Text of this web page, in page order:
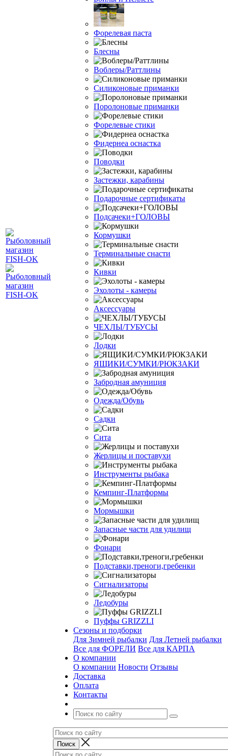
Форелевая паста
Блесны
Воблеры/Раттлины
Силиконовые приманки
Поролоновые приманки
Форелевые стики
Фидернеа оснастка
Поводки
Застежки, карабины
Подарочные сертификаты
Подсачеки+ГОЛОВЫ
Кормушки
Терминальные снасти
Кивки
Эхолоты - камеры
Аксессуары
ЧЕХЛЫ/ТУБУСЫ
Лодки
ЯЩИКИ/СУМКИ/РЮКЗАКИ
Забродная амуниция
Одежда/Обувь
Садки
Сита
Жерлицы и поставухи
Инструменты рыбака
Кемпинг-Платформы
Мормышки
Запасные части для удилищ
Фонари
Подставки,треноги,гребенки
Сигнализаторы
Ледобуры
Пуффы GRIZZLI
Сезоны и подборки
Для Зимней рыбалки Для Летней рыбалки
Все для ФОРЕЛИ Все для КАРПА
О компании
О компании Новости Отзывы
Доставка
Оплата
Контакты